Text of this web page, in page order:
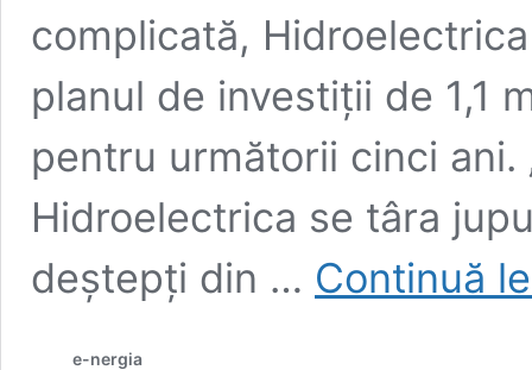
complicată,
planul de investiţii de 1,1
pentru următorii cinci ani.
Hidroelectrica se târa
deştepţi din … Continuă
e-nergia